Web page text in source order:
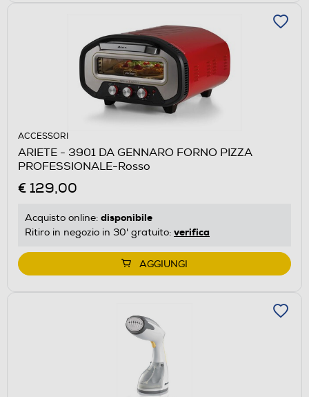
ACCESSORI
ARIETE - 3901 DA GENNARO FORNO PIZZA
PROFESSIONALE-Rosso
€ 129,00
Acquisto online: disponibile
Ritiro in negozio in 30' gratuito: verifica
AGGIUNGI